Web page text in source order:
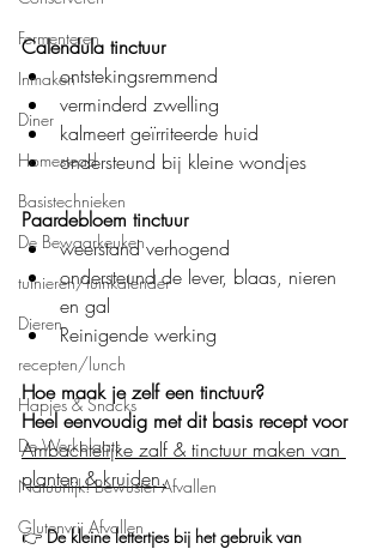
Fermenteren
Inmaken
Diner
Homestead
Basistechnieken
De Bewaarkeuken
tuinieren/tuinkalender
Dieren
recepten/lunch
Hapjes & Snacks
De Werkplaats
Natuurlijk! Bewuster Afvallen
Glutenvrij Afvallen
Calendula tinctuur
ontstekingsremmend
verminderd zwelling
kalmeert geïrriteerde huid
ondersteund bij kleine wondjes
Paardebloem tinctuur
weerstand verhogend
ondersteund de lever, blaas, nieren
en gal
Reinigende werking
Hoe maak je zelf een tinctuur?
Heel eenvoudig met dit basis recept voor
Ambachtelijke zalf & tinctuur maken van
planten & kruiden.
👉 De kleine lettertjes bij het gebruik van